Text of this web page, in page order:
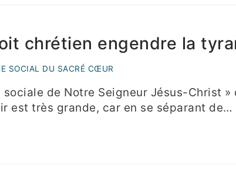
chrétien engendre la
SOCIAL DU SACRÉ CŒUR
de Notre Seigneur Jésus-Christ »
est très grande, car en se séparant de…